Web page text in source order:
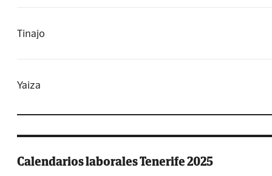
Tinajo
Yaiza
Calendarios laborales Tenerife 2025